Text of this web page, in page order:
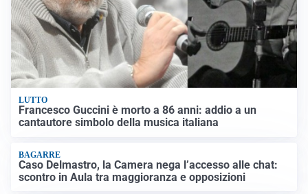
LUTTO
Francesco Guccini è morto a 86 anni: addio a un
cantautore simbolo della musica italiana
BAGARRE
Caso Delmastro, la Camera nega l’accesso alle chat:
scontro in Aula tra maggioranza e opposizioni